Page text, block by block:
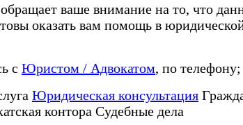
ваше внимание на то, что
оказать вам помощь в
с Юристом / Адвокатом, по
Юридическая консультация
контора Судебные дела